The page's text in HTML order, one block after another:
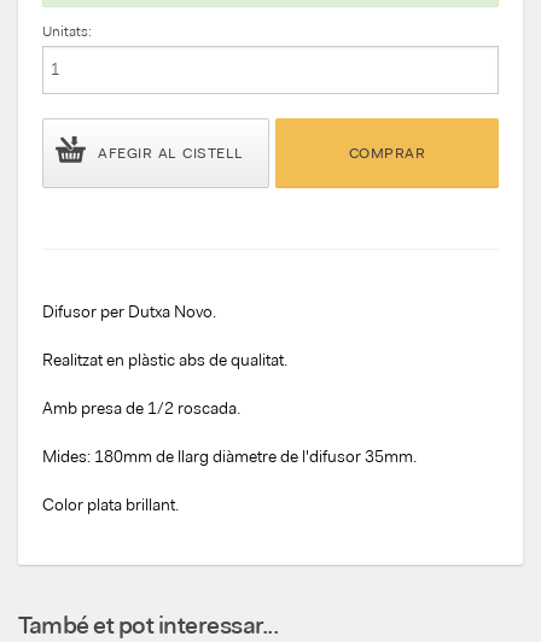
Unitats:
AFEGIR AL CISTELL COMPRAR
Difusor per Dutxa Novo.
Realitzat en plàstic abs de qualitat.
Amb presa de 1/2 roscada.
Mides: 180mm de llarg diàmetre de l'difusor 35mm.
Color plata brillant.
També et pot interessar...